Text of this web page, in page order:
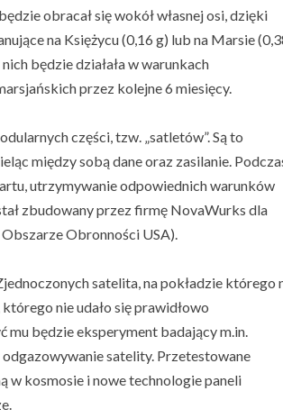
obracał się wokół własnej osi, dzięki
na Księżycu (0,16 g) lub na Marsie
będzie działała w warunkach
przez kolejne 6 miesięcy.
części, tzw. „satletów”. Są to
między sobą dane oraz zasilanie.
utrzymywanie odpowiednich warunków
zbudowany przez firmę NovaWurks dla
Obronności USA).
satelita, na pokładzie którego
nie udało się prawidłowo
będzie eksperyment badający m.in.
satelity. Przetestowane
w kosmosie i nowe technologie paneli